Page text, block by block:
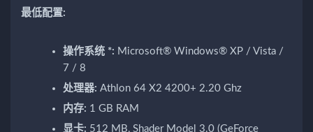
最低配置:
操作系统 *: Microsoft® Windows® XP / Vista /
7 / 8
处理器: Athlon 64 X2 4200+ 2.20 Ghz
内存: 1 GB RAM
显卡: 512 MB, Shader Model 3.0 (GeForce